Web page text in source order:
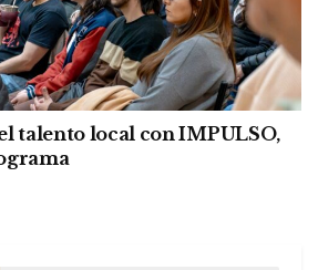
talento local con IMPULSO,